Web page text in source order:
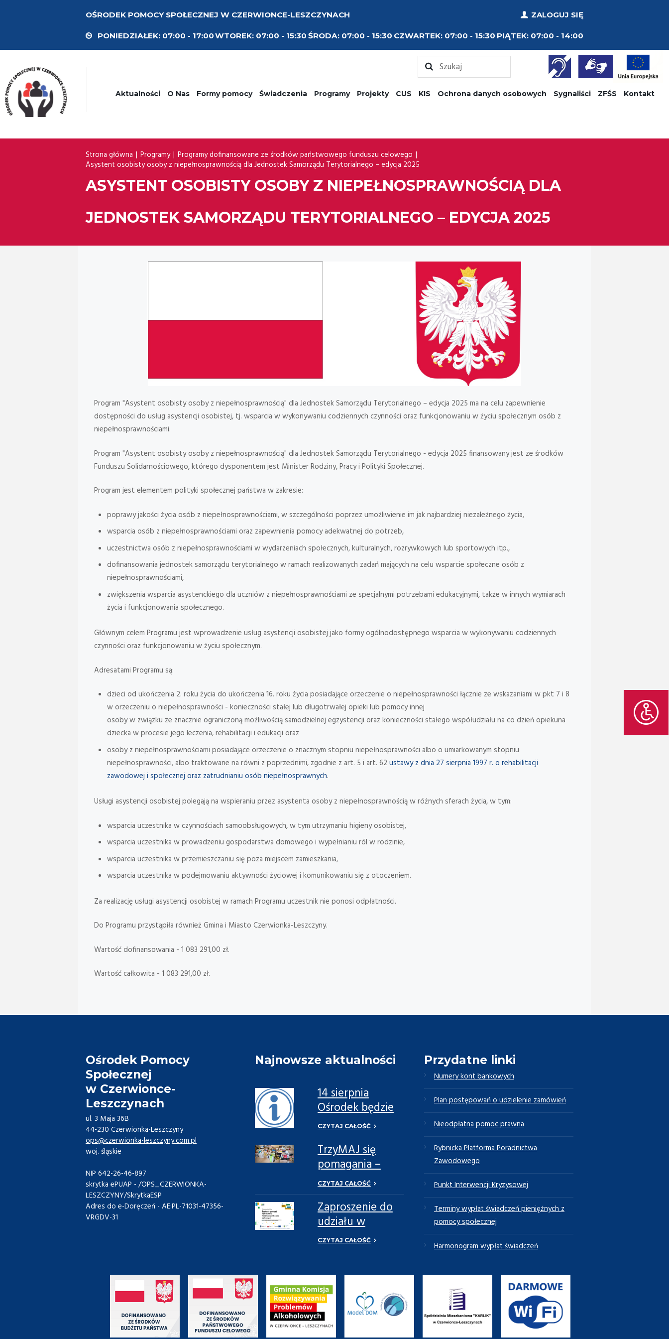
OŚRODEK POMOCY SPOŁECZNEJ W CZERWIONCE-LESZCZYNACH ZALOGUJ SIĘ
PONIEDZIAŁEK: 07:00 - 17:00WTOREK: 07:00 - 15:30 ŚRODA: 07:00 - 15:30 CZWARTEK: 07:00 - 15:30 PIĄTEK: 07:00 - 14:00
Aktualności O Nas Formy pomocy Świadczenia Programy Projekty CUS KIS Ochrona danych osobowych Sygnaliści ZFŚS Kontakt
Strona główna Programy
Programy dofinansowane ze środków państwowego funduszu celowego
Asystent osobisty osoby z niepełnosprawnością dla Jednostek Samorządu Terytorialnego – edycja 2025
ASYSTENT OSOBISTY OSOBY Z NIEPEŁNOSPRAWNOŚCIĄ DLA
JEDNOSTEK SAMORZĄDU TERYTORIALNEGO – EDYCJA 2025
Program "Asystent osobisty osoby z niepełnosprawnością" dla Jednostek Samorządu Terytorialnego – edycja 2025 ma na celu zapewnienie
dostępności do usług asystencji osobistej, tj. wsparcia w wykonywaniu codziennych czynności oraz funkcjonowaniu w życiu społecznym osób z
niepełnosprawnościami.
Program "Asystent osobisty osoby z niepełnosprawnością" dla Jednostek Samorządu Terytorialnego - edycja 2025 finansowany jest ze środków
Funduszu Solidarnościowego, którego dysponentem jest Minister Rodziny, Pracy i Polityki Społecznej.
Program jest elementem polityki społecznej państwa w zakresie:
poprawy jakości życia osób z niepełnosprawnościami, w szczególności poprzez umożliwienie im jak najbardziej niezależnego życia,
wsparcia osób z niepełnosprawnościami oraz zapewnienia pomocy adekwatnej do potrzeb,
uczestnictwa osób z niepełnosprawnościami w wydarzeniach społecznych, kulturalnych, rozrywkowych lub sportowych itp.,
dofinansowania jednostek samorządu terytorialnego w ramach realizowanych zadań mających na celu wsparcie społeczne osób z
niepełnosprawnościami,
zwiększenia wsparcia asystenckiego dla uczniów z niepełnosprawnościami ze specjalnymi potrzebami edukacyjnymi, także w innych wymiarach
życia i funkcjonowania społecznego.
Głównym celem Programu jest wprowadzenie usług asystencji osobistej jako formy ogólnodostępnego wsparcia w wykonywaniu codziennych
czynności oraz funkcjonowaniu w życiu społecznym.
Adresatami Programu są:
dzieci od ukończenia 2. roku życia do ukończenia 16. roku życia posiadające orzeczenie o niepełnosprawności łącznie ze wskazaniami w pkt 7 i 8
w orzeczeniu o niepełnosprawności - konieczności stałej lub długotrwałej opieki lub pomocy innej
osoby w związku ze znacznie ograniczoną możliwością samodzielnej egzystencji oraz konieczności stałego współudziału na co dzień opiekuna
dziecka w procesie jego leczenia, rehabilitacji i edukacji oraz
osoby z niepełnosprawnościami posiadające orzeczenie o znacznym stopniu niepełnosprawności albo o umiarkowanym stopniu
niepełnosprawności, albo traktowane na równi z poprzednimi, zgodnie z art. 5 i art. 62 ustawy z dnia 27 sierpnia 1997 r. o rehabilitacji
zawodowej i społecznej oraz zatrudnianiu osób niepełnosprawnych.
Usługi asystencji osobistej polegają na wspieraniu przez asystenta osoby z niepełnosprawnością w różnych sferach życia, w tym:
wsparcia uczestnika w czynnościach samoobsługowych, w tym utrzymaniu higieny osobistej,
wsparcia uczestnika w prowadzeniu gospodarstwa domowego i wypełnianiu ról w rodzinie,
wsparcia uczestnika w przemieszczaniu się poza miejscem zamieszkania,
wsparcia uczestnika w podejmowaniu aktywności życiowej i komunikowaniu się z otoczeniem.
Za realizację usługi asystencji osobistej w ramach Programu uczestnik nie ponosi odpłatności.
Do Programu przystąpiła również Gmina i Miasto Czerwionka-Leszczyny.
Wartość dofinansowania - 1 083 291,00 zł.
Wartość całkowita - 1 083 291,00 zł.
Ośrodek Pomocy
Społecznej
w Czerwionce-
Leszczynach
ul. 3 Maja 36B
44-230 Czerwionka-Leszczyny
ops@czerwionka-leszczyny.com.pl
woj. śląskie
NIP 642-26-46-897
skrytka ePUAP - /OPS_CZERWIONKA-
LESZCZYNY/SkrytkaESP
Adres do e-Doręczeń - AE:PL-71031-47356-
VRGDV-31
Najnowsze aktualności
14 sierpnia
Ośrodek będzie
nieczynny
CZYTAJ CAŁOŚĆ
TrzyMAJ się
pomagania –
Razem Możemy
Więcej
CZYTAJ CAŁOŚĆ
Zaproszenie do
udziału w
ankiecie
opiekunów
faktycznych oraz
osób zależnych
CZYTAJ CAŁOŚĆ
Przydatne linki
Numery kont bankowych
Plan postępowań o udzielenie zamówień
Nieodpłatna pomoc prawna
Rybnicka Platforma Poradnictwa
Zawodowego
Punkt Interwencji Kryzysowej
Terminy wypłat świadczeń pieniężnych z
pomocy społecznej
Harmonogram wypłat świadczeń